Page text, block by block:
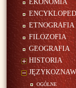
EKONOMIA
ETNOGRAFIA
FILOZOFIA
GEOGRAFIA
HISTORIA
ogólne